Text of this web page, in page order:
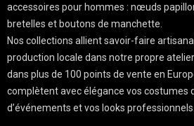
accessoires pour hommes : nœuds
bretelles et boutons de manchette.
Nos collections allient savoir-faire
production locale dans notre propre
dans plus de 100 points de vente en
complètent avec élégance vos costumes
d’événements et vos looks professionnels.